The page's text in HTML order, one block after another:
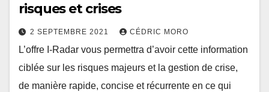
risques et crises
2 SEPTEMBRE 2021 CÉDRIC MORO
L’offre I-Radar vous permettra d’avoir cette information
ciblée sur les risques majeurs et la gestion de crise,
de manière rapide, concise et récurrente en ce qui